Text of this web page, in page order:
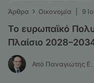
Άρθρα › Οικονομία 9
Το ευρωπαϊκό
Πλαίσιο
Από Παναγιώτης Ε.